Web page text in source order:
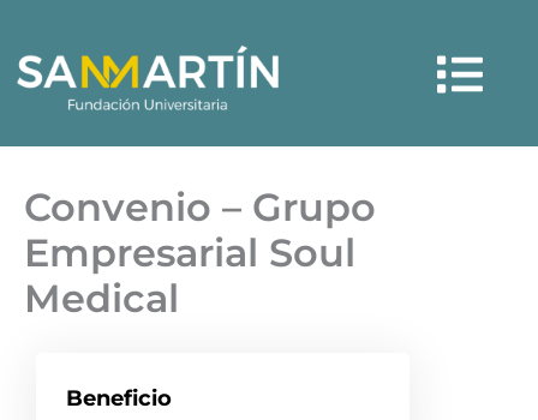
contenido
Menú
Convenio – Grupo
Empresarial Soul
Medical
Beneficio